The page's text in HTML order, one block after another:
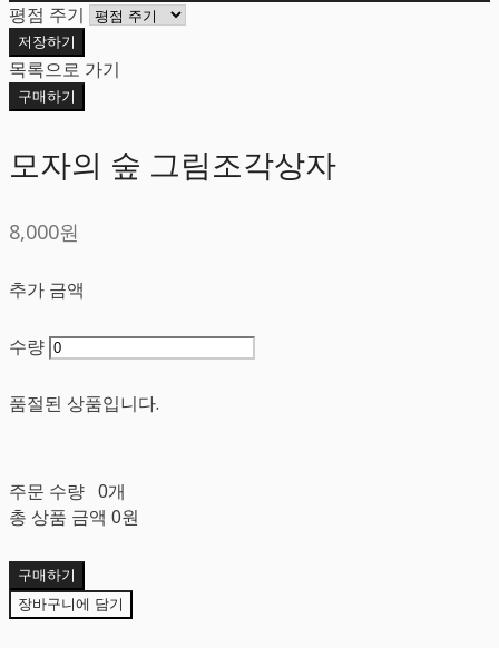
평점 주기
저장하기
목록으로 가기
구매하기
모자의 숲 그림조각상자
8,000원
추가 금액
수량
품절된 상품입니다.
주문 수량 0개
총 상품 금액 0원
구매하기
장바구니에 담기